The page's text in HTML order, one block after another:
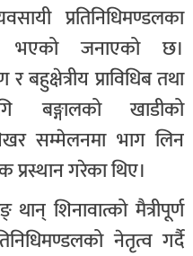
प्रतिनिधिमण्डलका
भएको जनाएको छ।
प्राविधिब तथा
बङ्गालको खाडीको
सम्मेलनमा भाग लिन
प्रस्थान गरेका थिए।
थान् शिनावात्को मैत्रीपूर्ण
नेतृत्व गर्दै